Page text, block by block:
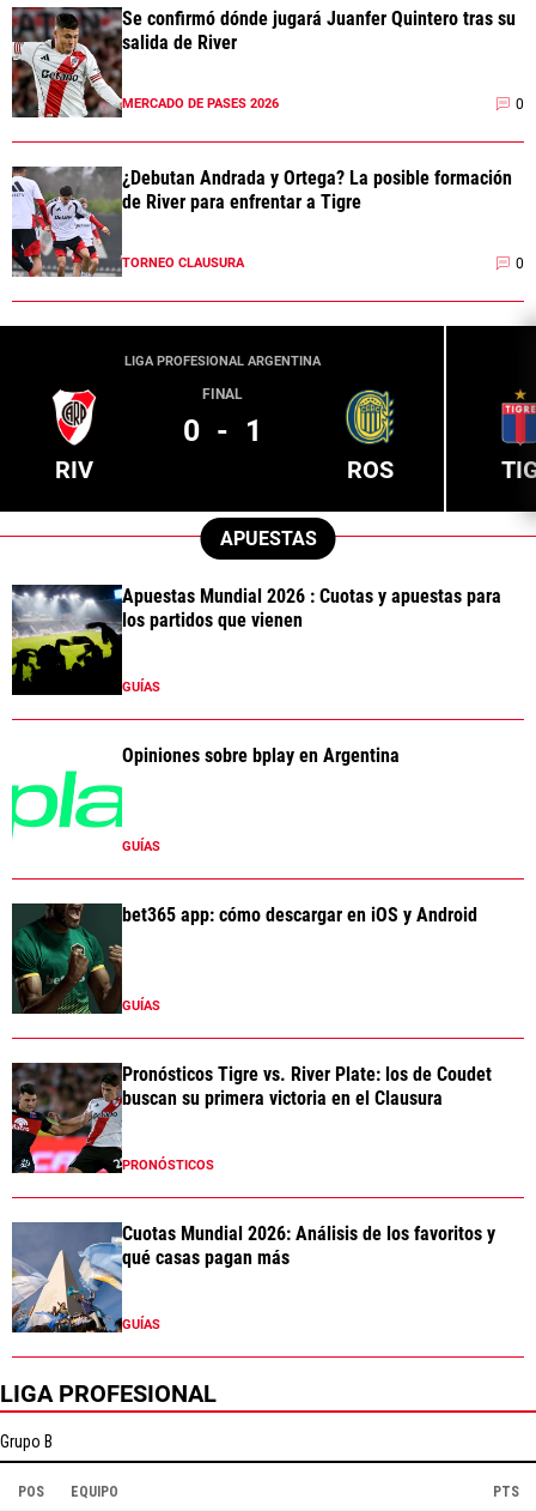
Se confirmó dónde jugará Juanfer Quintero tras su
salida de River
MERCADO DE PASES 2026 0
¿Debutan Andrada y Ortega? La posible formación
de River para enfrentar a Tigre
TORNEO CLAUSURA 0
LIGA PROFESIONAL ARGENTINA
RIV
FINAL
0 - 1
ROS
APUESTAS
Apuestas Mundial 2026 : Cuotas y apuestas para
los partidos que vienen
GUÍAS
Opiniones sobre bplay en Argentina
GUÍAS
bet365 app: cómo descargar en iOS y Android
GUÍAS
Pronósticos Tigre vs. River Plate: los de Coudet
buscan su primera victoria en el Clausura
PRONÓSTICOS
Cuotas Mundial 2026: Análisis de los favoritos y
qué casas pagan más
GUÍAS
LIGA PROFESIONAL